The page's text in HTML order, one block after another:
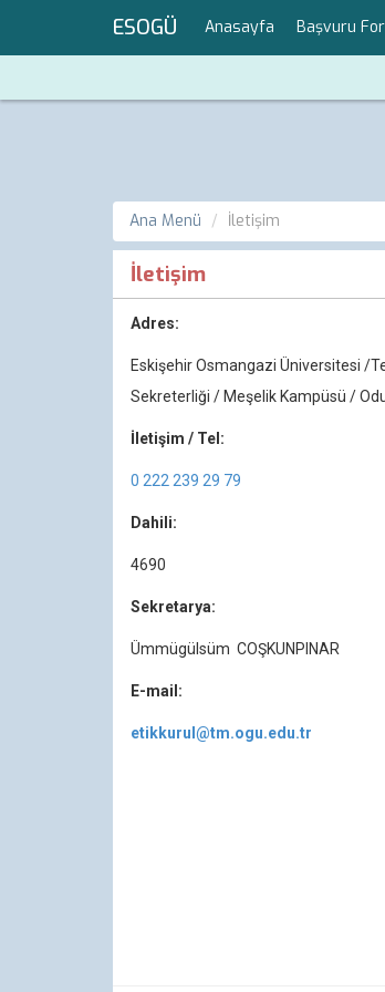
ESOGÜ Anasayfa Başvuru
Ana Menü İletişim
İletişim
Adres:
Eskişehir Osmangazi Üniversitesi /
Sekreterliği / Meşelik Kampüsü /
İletişim / Tel:
0 222 239 29 79
Dahili:
4690
Sekretarya:
Ümmügülsüm COŞKUNPINAR
E-mail:
etikkurul@tm.ogu.edu.tr